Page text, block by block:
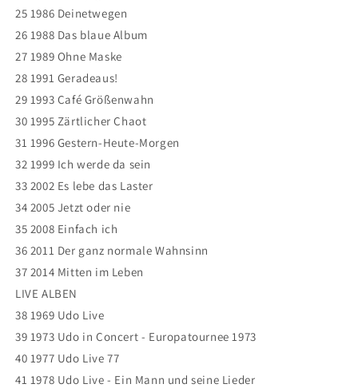
25 1986 Deinetwegen
26 1988 Das blaue Album
27 1989 Ohne Maske
28 1991 Geradeaus!
29 1993 Café Größenwahn
30 1995 Zärtlicher Chaot
31 1996 Gestern-Heute-Morgen
32 1999 Ich werde da sein
33 2002 Es lebe das Laster
34 2005 Jetzt oder nie
35 2008 Einfach ich
36 2011 Der ganz normale Wahnsinn
37 2014 Mitten im Leben
LIVE ALBEN
38 1969 Udo Live
39 1973 Udo in Concert - Europatournee 1973
40 1977 Udo Live 77
41 1978 Udo Live - Ein Mann und seine Lieder